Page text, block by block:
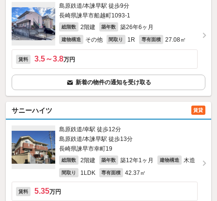
島原鉄道/本諫早駅 徒歩9分
長崎県諫早市船越町1093‐1
総階数 2階建 築年数 築26年6ヶ月
建物構造 その他 間取り 1R 専有面積 27.08㎡
賃料 3.5～3.8万円
新着の物件の通知を受け取る
サニーハイツ 賃貸
島原鉄道/幸駅 徒歩12分
島原鉄道/本諫早駅 徒歩13分
長崎県諫早市幸町19
総階数 2階建 築年数 築12年1ヶ月 建物構造 木造
間取り 1LDK 専有面積 42.37㎡
賃料 5.35万円